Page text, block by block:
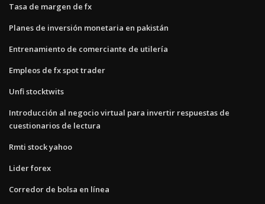
Tasa de margen de fx
Planes de inversión monetaria en pakistán
Entrenamiento de comerciante de utilería
Empleos de fx spot trader
Unfi stocktwits
Introducción al negocio virtual para invertir respuestas de
cuestionarios de lectura
Rmti stock yahoo
Lider forex
Corredor de bolsa en línea